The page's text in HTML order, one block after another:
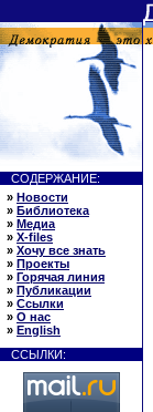
СОДЕРЖАНИЕ:
» Новости
» Библиотека
» Медиа
» X-files
» Хочу все знать
» Проекты
» Горячая линия
» Публикации
» Ссылки
» О нас
» English
ССЫЛКИ: